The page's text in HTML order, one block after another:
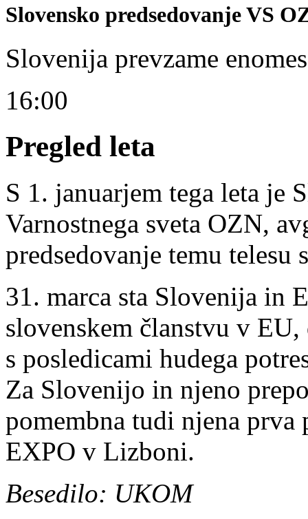
Slovensko predsedovanje VS
Slovenija prevzame
16:00
Pregled leta
S 1. januarjem tega leta je
Varnostnega sveta OZN,
predsedovanje temu telesu
31. marca sta Slovenija in
slovenskem članstvu v
s posledicami hudega
Za Slovenijo in njeno
pomembna tudi njena prva
EXPO v Lizboni.
Besedilo: UKOM